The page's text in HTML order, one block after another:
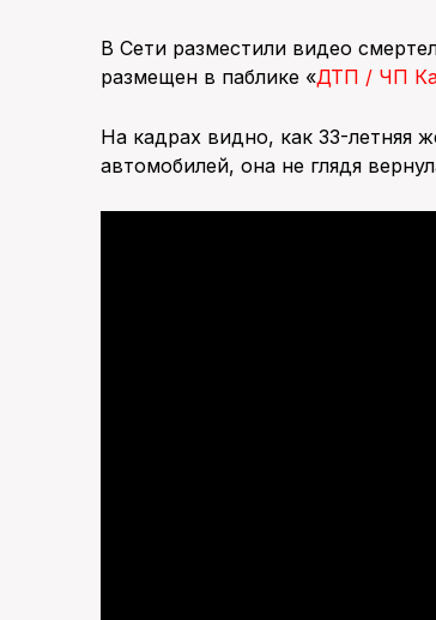
В Сети разместили видео
размещен в паблике «ДТП / ЧП
На кадрах видно, как 33-летняя
автомобилей, она не глядя